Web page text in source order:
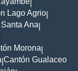
Lago Agrio
Ana
Morona
Cantón Gualaceo